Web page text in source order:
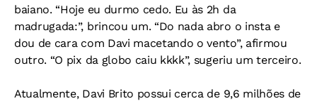
baiano. “Hoje eu durmo cedo. Eu às 2h da
madrugada:”, brincou um. “Do nada abro o insta e
dou de cara com Davi macetando o vento”, afirmou
outro. “O pix da globo caiu kkkk”, sugeriu um terceiro.
Atualmente, Davi Brito possui cerca de 9,6 milhões de